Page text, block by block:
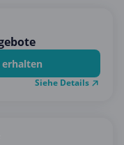
Siehe Details